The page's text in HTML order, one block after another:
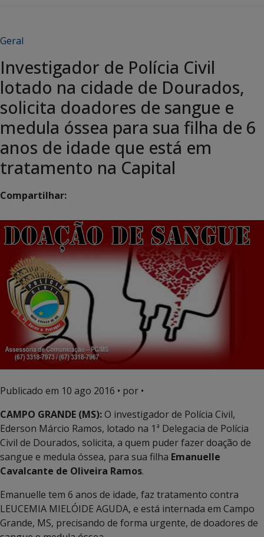
Geral
Investigador de Polícia Civil
lotado na cidade de Dourados,
solicita doadores de sangue e
medula óssea para sua filha de 6
anos de idade que está em
tratamento na Capital
Compartilhar:
Publicado em 10 ago 2016 • por •
CAMPO GRANDE (MS):O investigador de Polícia Civil,
Ederson Márcio Ramos, lotado na 1ª Delegacia de Polícia
Civil de Dourados, solicita, a quem puder fazer doação de
sangue e medula óssea, para sua filha Emanuelle
Cavalcante de Oliveira Ramos.
Emanuelle tem 6 anos de idade, faz tratamento contra
LEUCEMIA MIELÓIDE AGUDA, e está internada em Campo
Grande, MS, precisando de forma urgente, de doadores de